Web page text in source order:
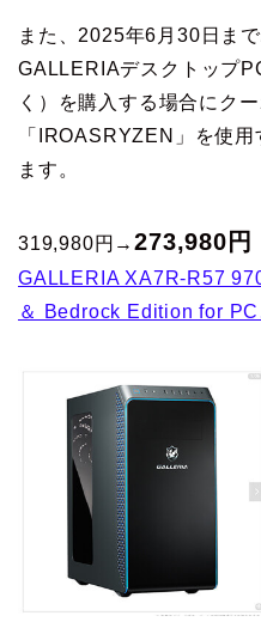
また、2025年6月30日ま
GALLERIAデスクトップ
く）を購入する場合にク
「IROASRYZEN」を使
ます。
319,980円→273,980円
GALLERIA XA7R-R57
＆ Bedrock Edition for PC